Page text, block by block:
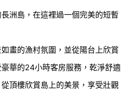
洲島，在這裡過一個完美的短暫
畫的漁村氛圍，並從陽台上欣賞
華的24小時客房服務，乾淨舒適
頂樓欣賞島上的美景，享受壯觀